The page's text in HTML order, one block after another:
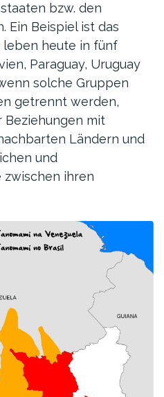
bzw. den
Ein Beispiel ist das
leben heute in fünf
Paraguay, Uruguay
solche Gruppen
getrennt werden,
Beziehungen mit
Ländern und
und
zwischen ihren